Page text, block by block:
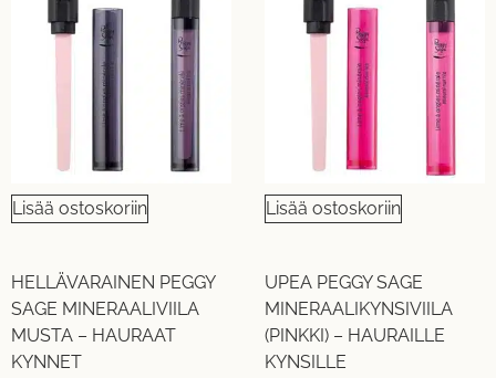
Lisää ostoskoriin
HELLÄVARAINEN PEGGY
SAGE MINERAALIVIILA
MUSTA – HAURAAT
KYNNET
Lisää ostoskoriin
UPEA PEGGY SAGE
MINERAALIKYNSIVIILA
(PINKKI) – HAURAILLE
KYNSILLE